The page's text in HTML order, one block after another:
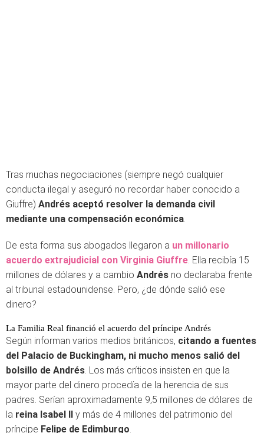
Tras muchas negociaciones (siempre negó cualquier
conducta ilegal y aseguró no recordar haber conocido a
Giuffre) Andrés aceptó resolver la demanda civil
mediante una compensación económica.
De esta forma sus abogados llegaron a un millonario
acuerdo extrajudicial con Virginia Giuffre. Ella recibía 15
millones de dólares y a cambio Andrés no declaraba frente
al tribunal estadounidense. Pero, ¿de dónde salió ese
dinero?
La Familia Real financió el acuerdo del príncipe Andrés
Según informan varios medios británicos, citando a fuentes
del Palacio de Buckingham, ni mucho menos salió del
bolsillo de Andrés. Los más críticos insisten en que la
mayor parte del dinero procedía de la herencia de sus
padres. Serían aproximadamente 9,5 millones de dólares de
la reina Isabel II y más de 4 millones del patrimonio del
príncipe Felipe de Edimburgo.